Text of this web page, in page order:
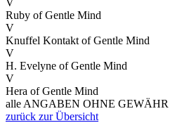
Ruby of Gentle Mind
V
Knuffel Kontakt of Gentle Mind
V
H. Evelyne of Gentle Mind
V
Hera of Gentle Mind
alle ANGABEN OHNE GEWÄHR
zurück zur Übersicht